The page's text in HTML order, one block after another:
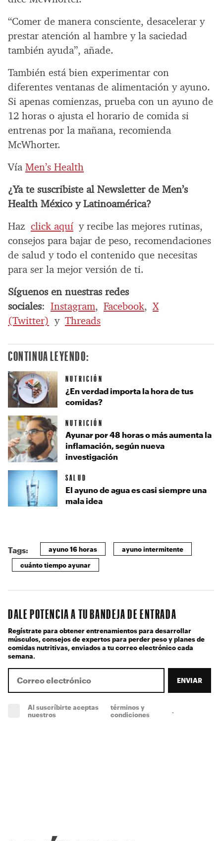
“Comer de manera consciente, desacelerar y
prestar atención al hambre y la saciedad
también ayuda”, añade.
También está bien experimentar con
diferentes ventanas de alimentación y ayuno.
Si apenas comienzas, prueba con un ayuno de
12 horas o ajusta el horario de comida si
entrenas por la mañana, recomienda
McWhorter.
Vía Men’s Health
¿Ya te suscribiste al Newsletter de Men’s
Health México y Latinoamérica?
Haz click aquí y recibe las mejores rutinas,
consejos para bajar de peso, recomendaciones
de salud y todo el contenido que necesitas
para ser la mejor versión de ti.
Síguenos en nuestras redes
sociales: Instagram, Facebook,X
(Twitter) y Threads
CONTINUA LEYENDO:
NUTRICIÓN
¿En verdad importa la hora de tus
comidas?
NUTRICIÓN
Ayunar por 48 horas o más aumenta la
inflamación, según nueva
investigación
SALUD
El ayuno de agua es casi siempre una
mala idea
Tags: ayuno 16 horas ayuno intermitente
cuánto tiempo ayunar
DALE POTENCIA A TU BANDEJA DE ENTRADA
Regístrate para obtener entrenamientos para desarrollar
músculos, consejos de expertos para perder peso y planes de
comidas nutritivas, enviados a tu correo electrónico cada
semana.
ENVIAR
Al suscríbirte aceptas
nuestros
términos y
condiciones
.